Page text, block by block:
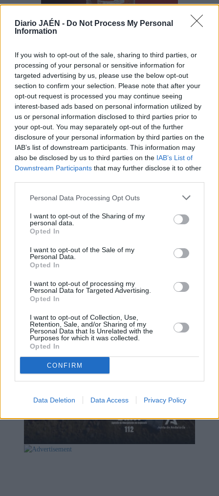
Diario JAÉN - Do Not Process My Personal
Information
If you wish to opt-out of the sale, sharing to third parties, or
processing of your personal or sensitive information for
targeted advertising by us, please use the below opt-out
section to confirm your selection. Please note that after your
opt-out request is processed you may continue seeing
interest-based ads based on personal information utilized by
us or personal information disclosed to third parties prior to
your opt-out. You may separately opt-out of the further
disclosure of your personal information by third parties on the
IAB’s list of downstream participants. This information may
also be disclosed by us to third parties on the IAB’s List of
Downstream Participants that may further disclose it to other
Personal Data Processing Opt Outs
I want to opt-out of the Sharing of my
personal data.
Opted In
I want to opt-out of the Sale of my
Personal Data.
Opted In
I want to opt-out of processing my
Personal Data for Targeted Advertising.
Opted In
I want to opt-out of Collection, Use,
Retention, Sale, and/or Sharing of my
Personal Data that Is Unrelated with the
Purposes for which it was collected.
Opted In
CONFIRM
Data Deletion Data Access Privacy Policy